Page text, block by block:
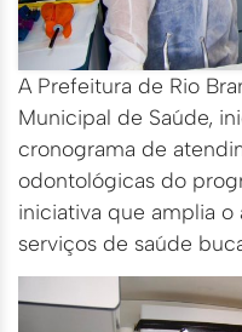
A Prefeitura de Rio
Municipal de Saúde,
cronograma de
odontológicas do
iniciativa que amplia o
serviços de saúde